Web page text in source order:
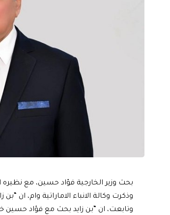
بحث وزير الخارجية فؤاد حسين، مع نظيره
وذكرت وكالة الانباء الاماراتية وام، ان
وتابعت، ان “بن زايد بحث مع فؤاد حسين